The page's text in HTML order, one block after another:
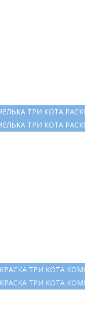
ТРИ КОТА
ТРИ КОТА
ТРИ КОТА
ТРИ КОТА